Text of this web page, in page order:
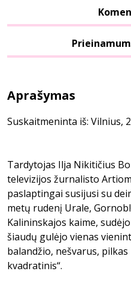
Aprašymas
Suskaitmeninta iš: Vilnius,
Tardytojas Ilja Nikitičius
televizijos žurnalisto
paslaptingai susijusi su
metų rudenį Urale,
Kalininskajos kaime,
šiaudų gulėjo vienas
balandžio, nešvarus,
kvadratinis“.